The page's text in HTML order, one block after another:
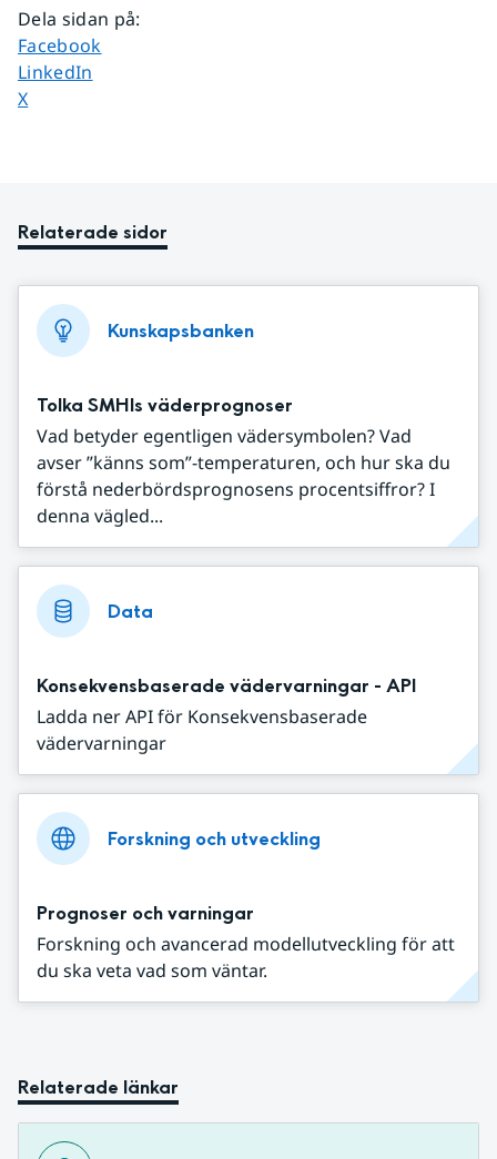
Dela sidan på:
Dela sidan på
Facebook
Dela sidan på
LinkedIn
Dela sidan på
X
Relaterade sidor
Kunskapsbanken
Tolka SMHIs väderprognoser
Vad betyder egentligen vädersymbolen? Vad
avser ”känns som”-temperaturen, och hur ska du
förstå nederbördsprognosens procentsiffror? I
denna vägled...
Data
Konsekvensbaserade vädervarningar - API
Ladda ner API för Konsekvensbaserade
vädervarningar
Forskning och utveckling
Prognoser och varningar
Forskning och avancerad modellutveckling för att
du ska veta vad som väntar.
Relaterade länkar